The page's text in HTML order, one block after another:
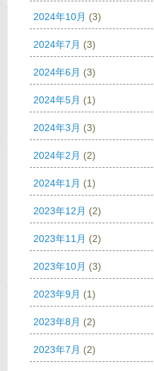
2024年10月 (3)
2024年7月 (3)
2024年6月 (3)
2024年5月 (1)
2024年3月 (3)
2024年2月 (2)
2024年1月 (1)
2023年12月 (2)
2023年11月 (2)
2023年10月 (3)
2023年9月 (1)
2023年8月 (2)
2023年7月 (2)